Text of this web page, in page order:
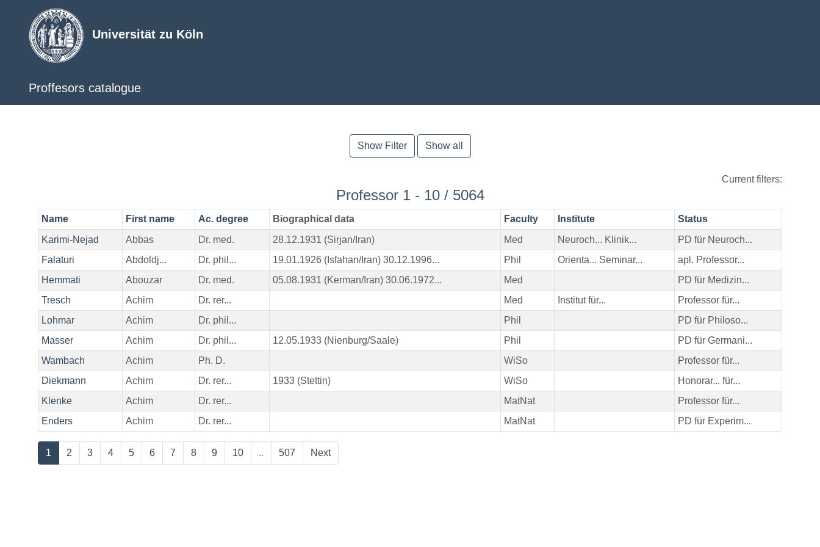
Universität zu Köln
Proffesors catalogue
Show Filter Show all
Current filters:
Professor 1 - 10 / 5064
Name First name Ac. degree Biographical data Faculty Institute
Status
Karimi-Nejad
Abbas Dr. med. 28.12.1931 (Sirjan/Iran) Med Neuroch... Klinik...
PD für Neuroch...
Falaturi
Abdoldj... Dr. phil... 19.01.1926 (Isfahan/Iran) 30.12.1996... Phil Orienta... Seminar...
apl. Professor...
Hemmati
Abouzar Dr. med. 05.08.1931 (Kerman/Iran) 30.06.1972... Med
PD für Medizin...
Tresch
Achim Dr. rer... Med Institut für...
Professor für...
Lohmar
Achim Dr. phil... Phil
PD für Philoso...
Masser
Achim Dr. phil... 12.05.1933 (Nienburg/Saale) Phil
PD für Germani...
Wambach
Achim Ph. D. WiSo
Professor für...
Diekmann
Achim Dr. rer... 1933 (Stettin) WiSo
Honorar... für...
Klenke
Achim Dr. rer... MatNat
Professor für...
Enders
Achim Dr. rer... MatNat PD für Experim...
1 2 3 4 5 6 7 8 9 10 .. 507 Next